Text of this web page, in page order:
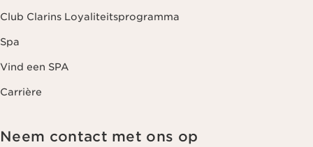
Club Clarins Loyaliteitsprogramma
Spa
Vind een SPA
Carrière
Neem contact met ons op